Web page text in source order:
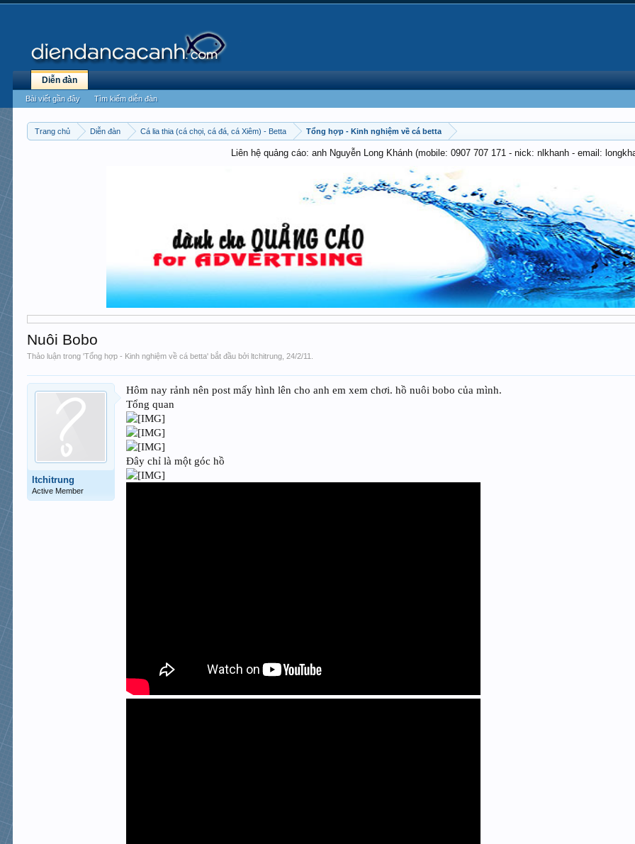
Trang chủ Diễn đàn Cá lia thia (cá chọi, cá đá, cá Xiêm) - Betta Tổng hợp - Kinh nghiệm về cá betta
Liên hệ quảng cáo: anh Nguyễn Long Khánh (mobile: 0907 707 171 - nick: nlkhanh - email:
Nuôi Bobo
Thảo luận trong 'Tổng hợp - Kinh nghiệm về cá betta' bắt đầu bởiltchitrung ,24/2/11
ltchitrung
Active Member
Hôm nay rảnh nên post mấy hình lên cho anh em xem chơi. hồ nuôi bobo của mình.
Tổng quan
Đây chỉ là một góc hồ
Diễn đàn
Bài viết gần đây Tìm kiếm diễn đàn